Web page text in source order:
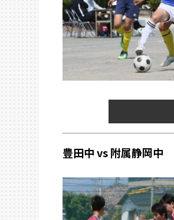
豊田中 vs 附属静岡中